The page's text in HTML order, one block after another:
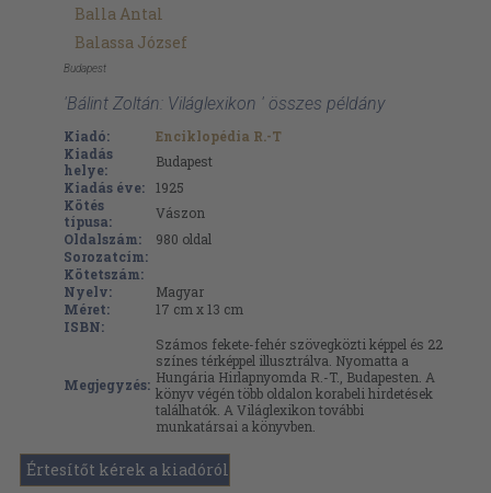
Balla Antal
Balassa József
Budapest
'Bálint Zoltán: Világlexikon ' összes példány
Kiadó:
Enciklopédia R.-T
Kiadás
helye:
Budapest
Kiadás éve:
1925
Kötés
típusa:
Vászon
Oldalszám:
980 oldal
Sorozatcím:
Kötetszám:
Nyelv:
Magyar
Méret:
17 cm x 13 cm
ISBN:
Megjegyzés:
Számos fekete-fehér szövegközti képpel és 22
színes térképpel illusztrálva. Nyomatta a
Hungária Hirlapnyomda R.-T., Budapesten. A
könyv végén több oldalon korabeli hirdetések
találhatók. A Világlexikon további
munkatársai a könyvben.
Értesítőt kérek a kiadóról